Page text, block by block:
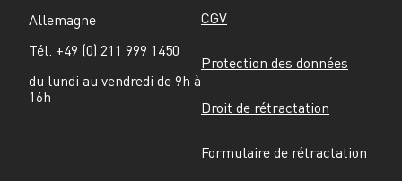
Allemagne
Tél. +49 (0) 211 999 1450
du lundi au vendredi de 9h à
16h
CGV
Protection des données
Droit de rétractation
Formulaire de rétractation